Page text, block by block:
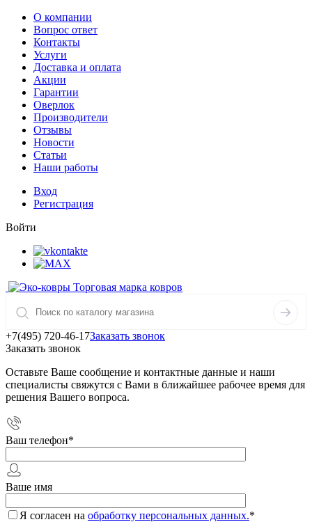
О компании
Вопрос ответ
Контакты
Услуги
Доставка и оплата
Акции
Гарантии
Оверлок
Производители
Отзывы
Новости
Статьи
Наши работы
Вход
Регистрация
Войти
Торговая марка ковров
+7(495) 720-46-17Заказать звонок
Заказать звонок
Оставьте Ваше сообщение и контактные данные и наши
специалисты свяжутся с Вами в ближайшее рабочее время для
решения Вашего вопроса.
Ваш телефон*
Ваше имя
Я согласен на обработку персональных данных.*